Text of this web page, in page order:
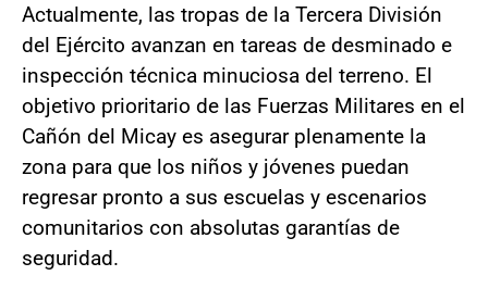
Actualmente, las tropas de la Tercera División
del Ejército avanzan en tareas de desminado e
inspección técnica minuciosa del terreno. El
objetivo prioritario de las Fuerzas Militares en el
Cañón del Micay es asegurar plenamente la
zona para que los niños y jóvenes puedan
regresar pronto a sus escuelas y escenarios
comunitarios con absolutas garantías de
seguridad.